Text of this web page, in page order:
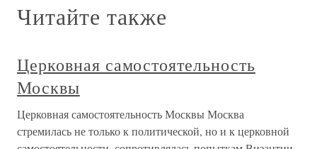
Читайте также
Церковная самостоятельность
Москвы
Церковная самостоятельность Москвы Москва
стремилась не только к политической, но и к церковной